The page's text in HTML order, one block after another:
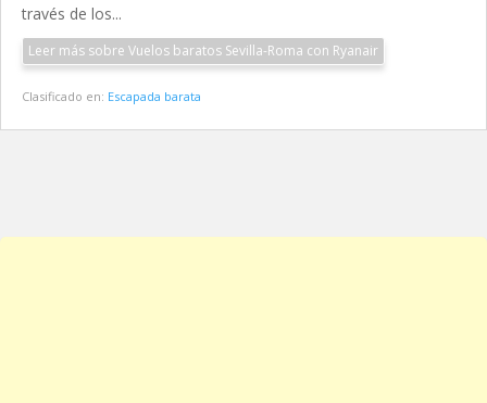
través de los...
Leer más sobre Vuelos baratos Sevilla-Roma con Ryanair
Clasificado en: Escapada barata